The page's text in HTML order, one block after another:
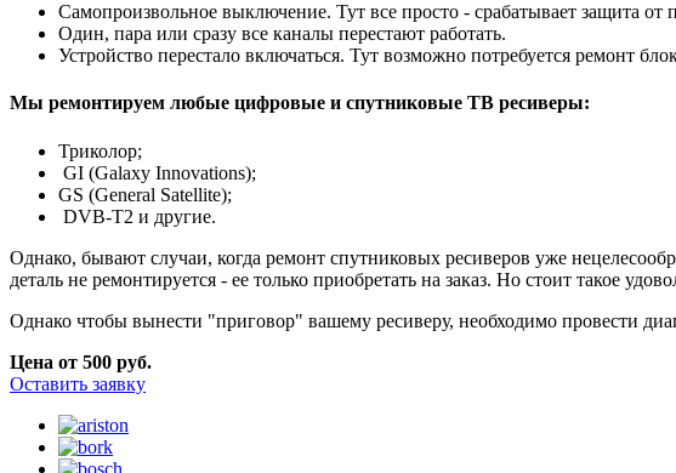
Самопроизвольное выключение. Тут все просто - срабатывает защита
Один, пара или сразу все каналы перестают работать.
Устройство перестало включаться. Тут возможно потребуется ремонт
Мы ремонтируем любые цифровые и спутниковые ТВ ресиверы:
Триколор;
GI (Galaxy Innovations);
GS (General Satellite);
DVB-T2 и другие.
Однако, бывают случаи, когда ремонт спутниковых ресиверов уже
деталь не ремонтируется - ее только приобретать на заказ. Но стоит такое
Однако чтобы вынести "приговор" вашему ресиверу, необходимо провести
Цена от 500 руб.
Оставить заявку